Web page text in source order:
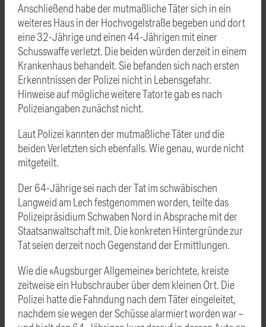
Anschließend habe der mutmaßliche Täter sich in ein
weiteres Haus in der Hochvogelstraße begeben und dort
eine 32-Jährige und einen 44-Jährigen mit einer
Schusswaffe verletzt. Die beiden würden derzeit in einem
Krankenhaus behandelt. Sie befanden sich nach ersten
Erkenntnissen der Polizei nicht in Lebensgefahr.
Hinweise auf mögliche weitere Tatorte gab es nach
Polizeiangaben zunächst nicht.
Laut Polizei kannten der mutmaßliche Täter und die
beiden Verletzten sich ebenfalls. Wie genau, wurde nicht
mitgeteilt.
Der 64-Jährige sei nach der Tat im schwäbischen
Langweid am Lech festgenommen worden, teilte das
Polizeipräsidium Schwaben Nord in Absprache mit der
Staatsanwaltschaft mit. Die konkreten Hintergründe zur
Tat seien derzeit noch Gegenstand der Ermittlungen.
Wie die «Augsburger Allgemeine» berichtete, kreiste
zeitweise ein Hubschrauber über dem kleinen Ort. Die
Polizei hatte die Fahndung nach dem Täter eingeleitet,
nachdem sie wegen der Schüsse alarmiert worden war –